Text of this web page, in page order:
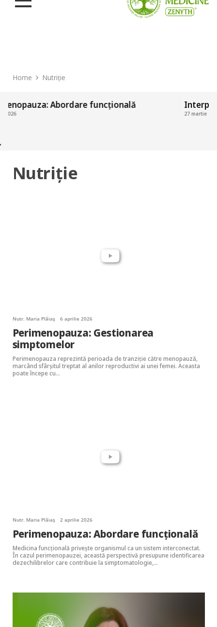
Home Nutriție
Abordare funcțională
27 martie 2026
Nutriție
Nutr. Maria Plăiaș 6 aprilie 2026
Perimenopauza: Gestionarea
simptomelor
Perimenopauza reprezintă perioada de tranziție către menopauză,
marcând sfârșitul treptat al anilor reproductivi ai unei femei. Aceasta
poate începe cu…
Nutr. Maria Plăiaș 2 aprilie 2026
Perimenopauza: Abordare funcțională
Medicina funcțională privește organismul ca un sistem interconectat.
În cazul perimenopauzei, această perspectivă presupune identificarea
dezechilibrelor care contribuie la simptomatologie,…